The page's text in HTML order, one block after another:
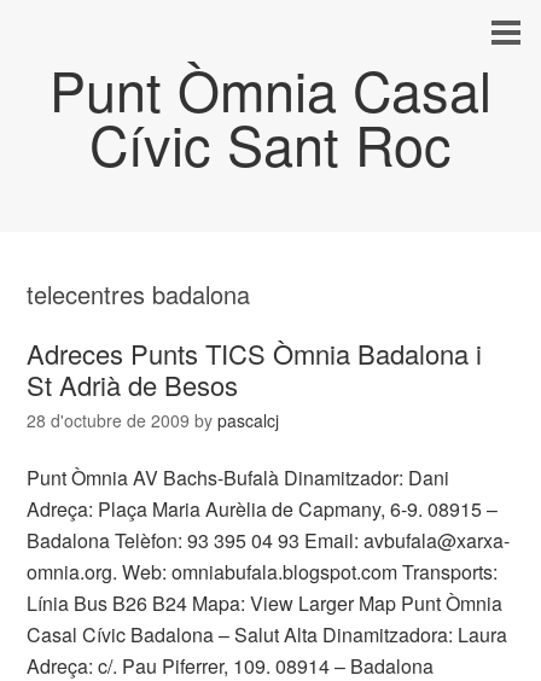
Punt Òmnia Casal
Cívic Sant Roc
telecentres badalona
Adreces Punts TICS Òmnia Badalona i
St Adrià de Besos
28 d'octubre de 2009 bypascalcj
Punt Òmnia AV Bachs-Bufalà Dinamitzador: Dani
Adreça: Plaça Maria Aurèlia de Capmany, 6-9. 08915 –
Badalona Telèfon: 93 395 04 93 Email: avbufala@xarxa-
omnia.org. Web: omniabufala.blogspot.com Transports:
Línia Bus B26 B24 Mapa: View Larger Map Punt Òmnia
Casal Cívic Badalona – Salut Alta Dinamitzadora: Laura
Adreça: c/. Pau Piferrer, 109. 08914 – Badalona